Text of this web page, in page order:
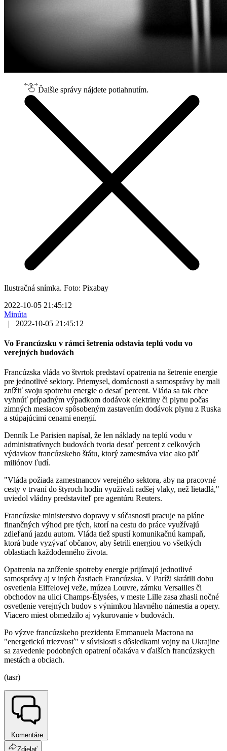
Ďalšie správy nájdete potiahnutím.
Ilustračná snímka. Foto: Pixabay
2022-10-05 21:45:12
Minúta
|
2022-10-05 21:45:12
Vo Francúzsku v rámci šetrenia odstavia teplú vodu vo
verejných budovách
Francúzska vláda vo štvrtok predstaví opatrenia na šetrenie energie
pre jednotlivé sektory. Priemysel, domácnosti a samosprávy by mali
znížiť svoju spotrebu energie o desať percent. Vláda sa tak chce
vyhnúť prípadným výpadkom dodávok elektriny či plynu počas
zimných mesiacov spôsobeným zastavením dodávok plynu z Ruska
a stúpajúcimi cenami energií.
Denník Le Parisien napísal, že len náklady na teplú vodu v
administratívnych budovách tvoria desať percent z celkových
výdavkov francúzskeho štátu, ktorý zamestnáva viac ako päť
miliónov ľudí.
"Vláda požiada zamestnancov verejného sektora, aby na pracovné
cesty v trvaní do štyroch hodín využívali radšej vlaky, než lietadlá,"
uviedol vládny predstaviteľ pre agentúru Reuters.
Francúzske ministerstvo dopravy v súčasnosti pracuje na pláne
finančných výhod pre tých, ktorí na cestu do práce využívajú
zdieľanú jazdu autom. Vláda tiež spustí komunikačnú kampaň,
ktorá bude vyzývať občanov, aby šetrili energiou vo všetkých
oblastiach každodenného života.
Opatrenia na zníženie spotreby energie prijímajú jednotlivé
samosprávy aj v iných častiach Francúzska. V Paríži skrátili dobu
osvetlenia Eiffelovej veže, múzea Louvre, zámku Versailles či
obchodov na ulici Champs-Élysées, v meste Lille zasa zhasli nočné
osvetlenie verejných budov s výnimkou hlavného námestia a opery.
Viacero miest obmedzilo aj vykurovanie v budovách.
Po výzve francúzskeho prezidenta Emmanuela Macrona na
"energetickú triezvosť" v súvislosti s dôsledkami vojny na Ukrajine
sa zavedenie podobných opatrení očakáva v ďalších francúzskych
mestách a obciach.
(tasr)
Komentáre
Zdielať